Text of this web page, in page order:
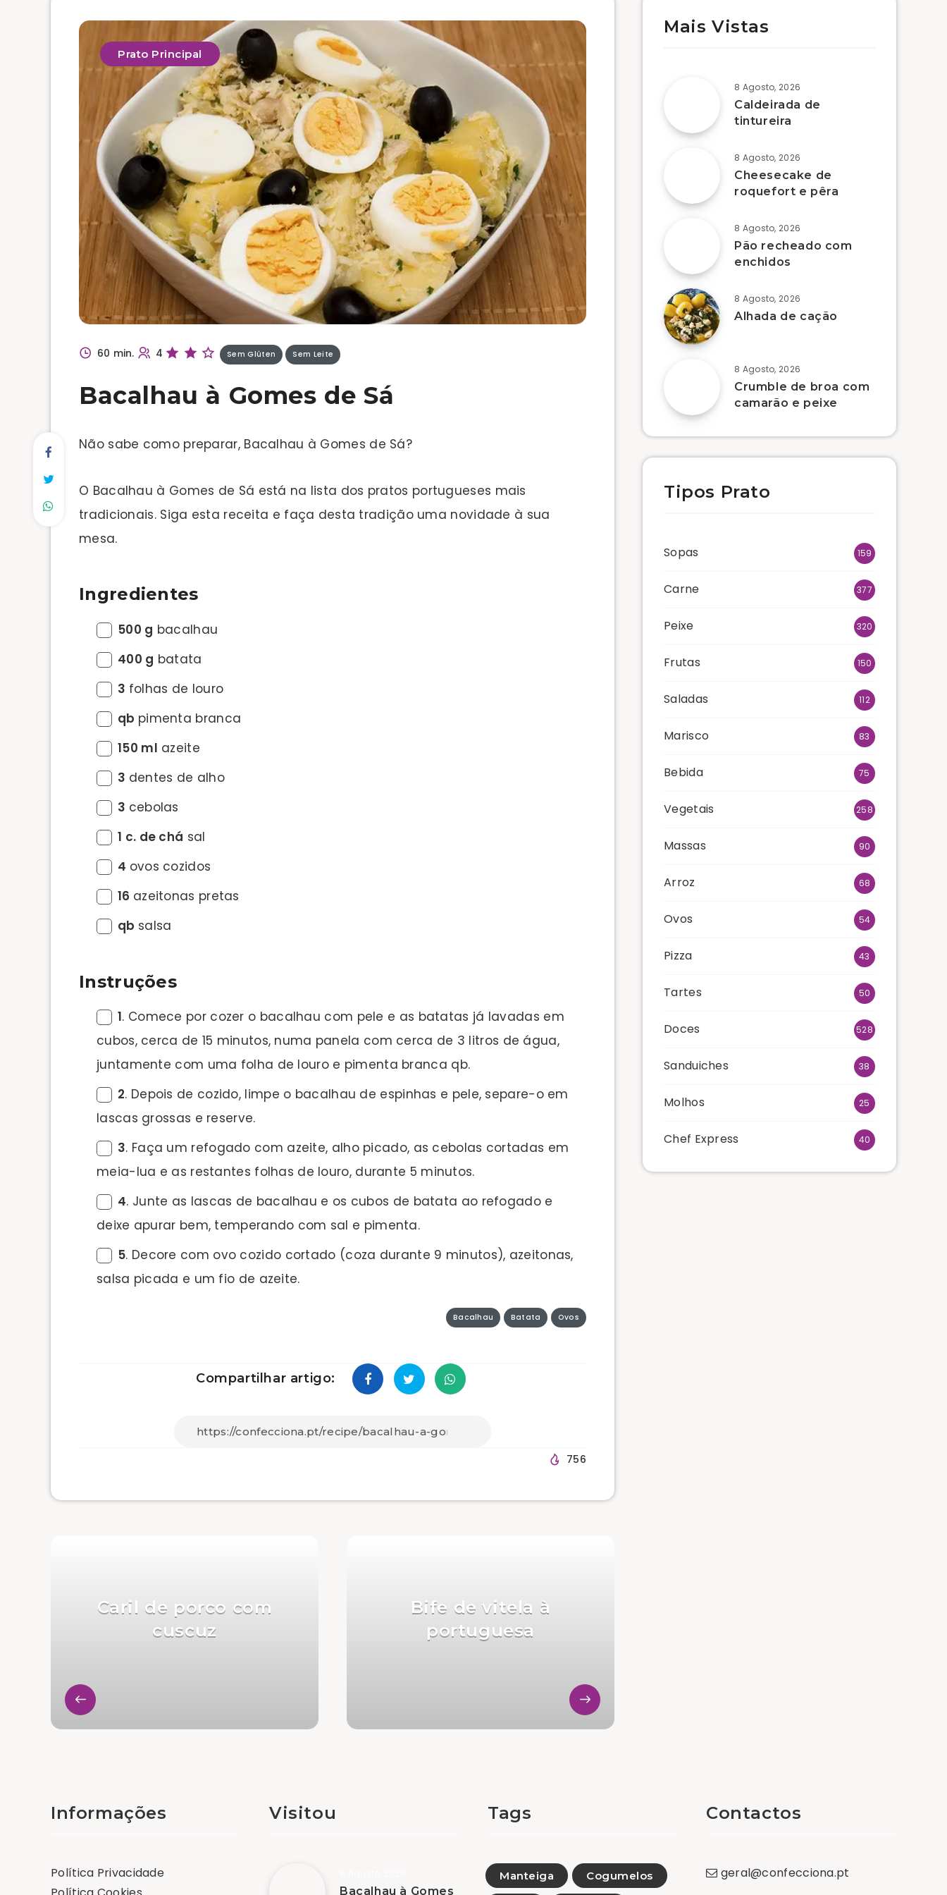
Prato Principal
60 min. 4 Sem Glúten Sem Leite
Bacalhau à Gomes de Sá
Não sabe como preparar, Bacalhau à Gomes de Sá?
O Bacalhau à Gomes de Sá está na lista dos pratos portugueses mais
tradicionais. Siga esta receita e faça desta tradição uma novidade à sua
mesa.
Ingredientes
500 g bacalhau
400 g batata
3 folhas de louro
qb pimenta branca
150 ml azeite
3 dentes de alho
3 cebolas
1 c. de chá sal
4 ovos cozidos
16 azeitonas pretas
qb salsa
Instruções
1. Comece por cozer o bacalhau com pele e as batatas já lavadas em
cubos, cerca de 15 minutos, numa panela com cerca de 3 litros de água,
juntamente com uma folha de louro e pimenta branca qb.
2. Depois de cozido, limpe o bacalhau de espinhas e pele, separe-o em
lascas grossas e reserve.
3. Faça um refogado com azeite, alho picado, as cebolas cortadas em
meia-lua e as restantes folhas de louro, durante 5 minutos.
4. Junte as lascas de bacalhau e os cubos de batata ao refogado e
deixe apurar bem, temperando com sal e pimenta.
5. Decore com ovo cozido cortado (coza durante 9 minutos), azeitonas,
salsa picada e um fio de azeite.
Bacalhau Batata Ovos
Compartilhar artigo:
756
Bife de vitela à
portuguesa
Caril de porco com
cuscuz
Mais Vistas
8 Agosto, 2026
Caldeirada de
tintureira
8 Agosto, 2026
Cheesecake de
roquefort e pêra
8 Agosto, 2026
Pão recheado com
enchidos
8 Agosto, 2026
Alhada de cação
8 Agosto, 2026
Crumble de broa com
camarão e peixe
Tipos Prato
Sopas 159
Carne 377
Peixe 320
Frutas 150
Saladas 112
Marisco 83
Bebida 75
Vegetais 258
Massas 90
Arroz 68
Ovos 54
Pizza 43
Tartes 50
Doces 528
Sanduiches 38
Molhos 25
Chef Express 40
Informações
Política Privacidade
Visitou
Bacalhau à Gomes
Tags
Manteiga Cogumelos
Contactos
geral@confecciona.pt